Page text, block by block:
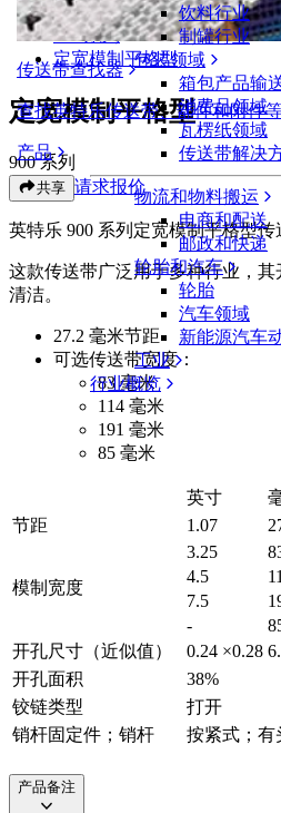
传送带查找器
查找英特乐传送带、部件和附件
产品
饮料行业
制罐行业
包装领域
箱包产品输
消费品领域
瓦楞纸领域
传送带解决
物流和物料搬运
电商和配送
邮政和快递
轮胎和汽车
轮胎
汽车领域
新能源汽车
工业
行业概览
模塑传送带
900 系列
定宽模制平格型
定宽模制平格型
900 系列
共享 请求报价
英特乐 900 系列定宽模制平格型
这款传送带广泛用于多种行业，
清洁。
27.2 毫米节距
可选传送带宽度：
83 毫米
114 毫米
191 毫米
85 毫米
英寸
节距
1.07
模制宽度
3.25
4.5
7.5
-
开孔尺寸（近似值）
0.24 ×0.28
开孔面积
38%
铰链类型
打开
销杆固定件；销杆
按紧式；有
产品备注